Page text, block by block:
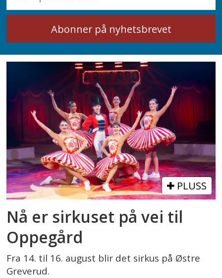
PLUSS
Nå er sirkuset på vei til
Oppegård
Fra 14. til 16. august blir det sirkus på Østre
Greverud.